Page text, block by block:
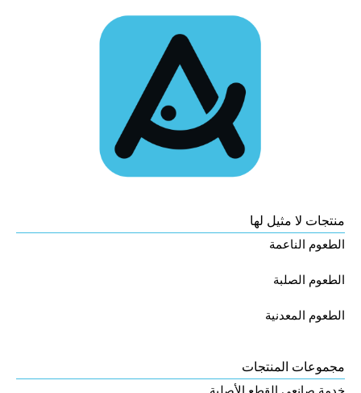
منتجات لا مثيل لها
الطعوم الناعمة
الطعوم الصلبة
الطعوم المعدنية
مجموعات المنتجات
خدمة صانعي القطع الأصلية